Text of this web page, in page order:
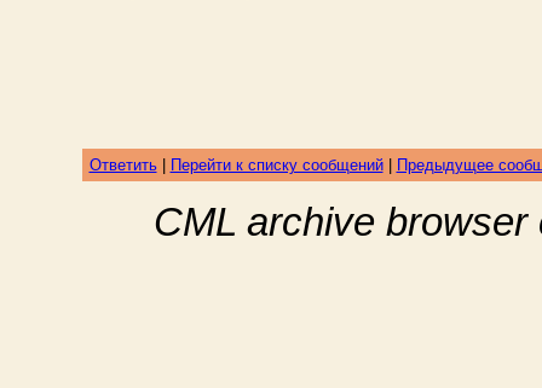
Ответить| Перейти к списку сообщений| Предыдущее
CML archive